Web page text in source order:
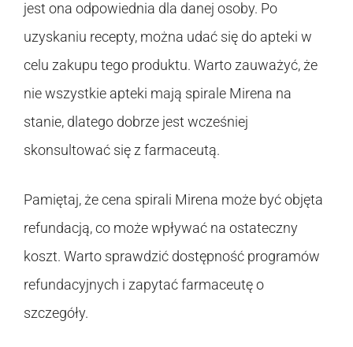
jest ona odpowiednia dla danej osoby. Po
uzyskaniu recepty, można udać się do apteki w
celu zakupu tego produktu. Warto zauważyć, że
nie wszystkie apteki mają spirale Mirena na
stanie, dlatego dobrze jest wcześniej
skonsultować się z farmaceutą.
Pamiętaj, że cena spirali Mirena może być objęta
refundacją, co może wpływać na ostateczny
koszt. Warto sprawdzić dostępność programów
refundacyjnych i zapytać farmaceutę o
szczegóły.